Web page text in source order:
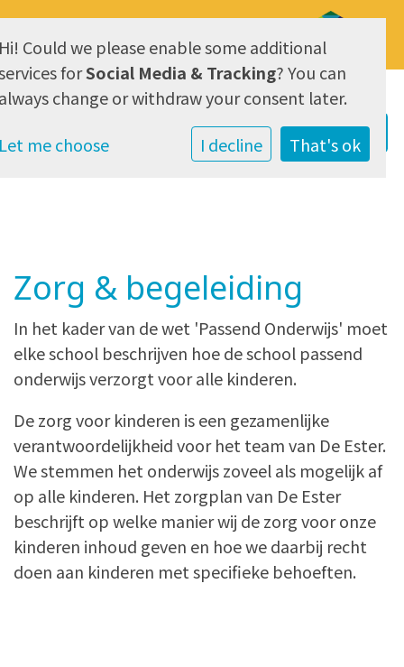
AVG & Privacy
Zorg & begeleiding
In het kader van de wet 'Passend Onderwijs' moet
elke school beschrijven hoe de school passend
onderwijs verzorgt voor alle kinderen.
De zorg voor kinderen is een gezamenlijke
verantwoordelijkheid voor het team van De Ester.
We stemmen het onderwijs zoveel als mogelijk af
op alle kinderen. Het zorgplan van De Ester
beschrijft op welke manier wij de zorg voor onze
kinderen inhoud geven en hoe we daarbij recht
doen aan kinderen met specifieke behoeften.
Could we please enable some additional
forSocial Media & Tracking? You can
change or withdraw your consent later.
me choose
I decline That's ok